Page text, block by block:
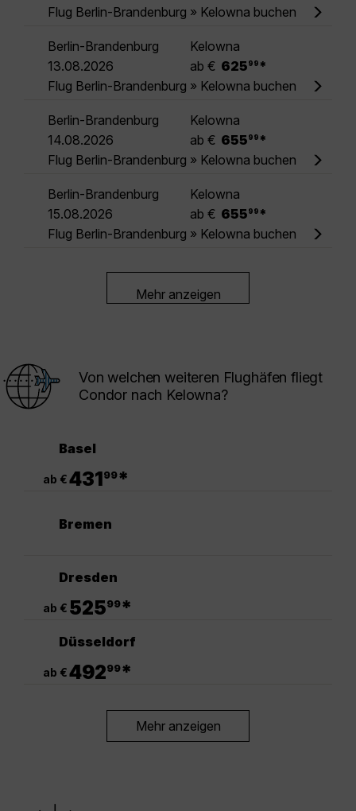
Flug Berlin-Brandenburg » Kelowna buchen
Berlin-Brandenburg
Kelowna
13.08.2026
ab € 625 99 *
Flug Berlin-Brandenburg » Kelowna buchen
Berlin-Brandenburg
Kelowna
14.08.2026
ab € 655 99 *
Flug Berlin-Brandenburg » Kelowna buchen
Berlin-Brandenburg
Kelowna
15.08.2026
ab € 655 99 *
Flug Berlin-Brandenburg » Kelowna buchen
Mehr anzeigen
Von welchen weiteren Flughäfen fliegt
Condor nach Kelowna?
Basel
ab €43199*
Bremen
Dresden
ab € 52599*
Düsseldorf
ab €49299*
Mehr anzeigen